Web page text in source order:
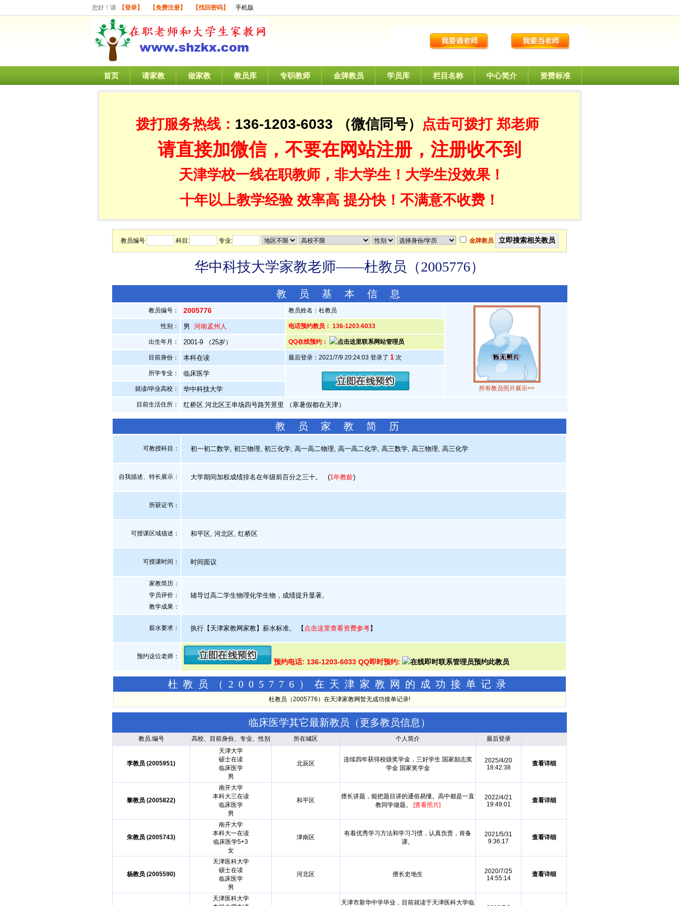
您好！请 【登录】 【免费注册】 【找回密码】 手机版
首页 请家教 做家教 教员库 专职教师 金牌教员 学员库 栏目名称 中心简介 资费标准
拨打服务热线： 136-1203-6033 （微信同号） 点击可拨打 郑老师
请直接加微信，不要在网站注册，注册收不到
天津学校一线在职教师，非大学生！大学生没效果！
十年以上教学经验 效率高 提分快！不满意不收费！
教员编号 科目: 专业: 金牌教员
华中科技大学家教老师——杜教员（2005776）
教 员 基 本 信 息
教员编号： 2005776 教员姓名：杜教员
所有教员照片展示>>
性别： 男 河南孟州人 电话预约教员： 136-1203-6033
出生年月： 2001-9 （25岁） QQ在线预约：
目前身份： 本科在读 最后登录：2021/7/9 20:24:03 登录了 1次
所学专业： 临床医学
就读/毕业高校： 华中科技大学
目前生活住所： 红桥区.河北区王串场四号路芳景里 （寒暑假都在天津）
教 员 家 教 简 历
可教授科目： 初一初二数学, 初三物理, 初三化学, 高一高二物理, 高一高二化学, 高三数学, 高三物理, 高三化学
自我描述、特长展示 ： 大学期间加权成绩排名在年级前百分之三十。 (1年教龄)
所获证书 ：
可授课区域描述： 和平区, 河北区, 红桥区
可授课时间： 时间面议
家教简历：
学员评价：
教学成果：
辅导过高二学生物理化学生物，成绩提升显著。
薪水要求： 执行【天津家教网家教】薪水标准。 【 点击这里查看资费参考】
预约这位老师：
预约电话: 136-1203-6033 QQ即时预约:
杜教员（2005776）在天津家教网的成功接单记录
杜教员（2005776）在天津家教网暂无成功接单记录!
临床医学其它最新教员（更多教员信息 ）
教员.编号 高校、目前身份、专业、性别 所在城区 个人简介 最后登录
李教员 (2005951)
天津大学
硕士在读
临床医学
男
北辰区
连续四年获得校级奖学金，三好学生 国家励志奖
学金 国家奖学金
2025/4/20
18:42:38
查看详细
黎教员 (2005822)
南开大学
本科大三在读
临床医学
男
和平区
擅长讲题，能把题目讲的通俗易懂。高中都是一直
教同学做题。
[查看照片]
2022/4/21
19:49:01
查看详细
朱教员 (2005743)
南开大学
本科大一在读
临床医学5+3
女
津南区
有着优秀学习方法和学习习惯，认真负责，肯备
课。
2021/5/31
9:36:17
查看详细
杨教员 (2005590)
天津医科大学
硕士在读
临床医学
男
河北区 擅长史地生
2020/7/25
14:55:14
查看详细
天津医科大学
天津市新华中学毕业，目前就读于天津医科大学临